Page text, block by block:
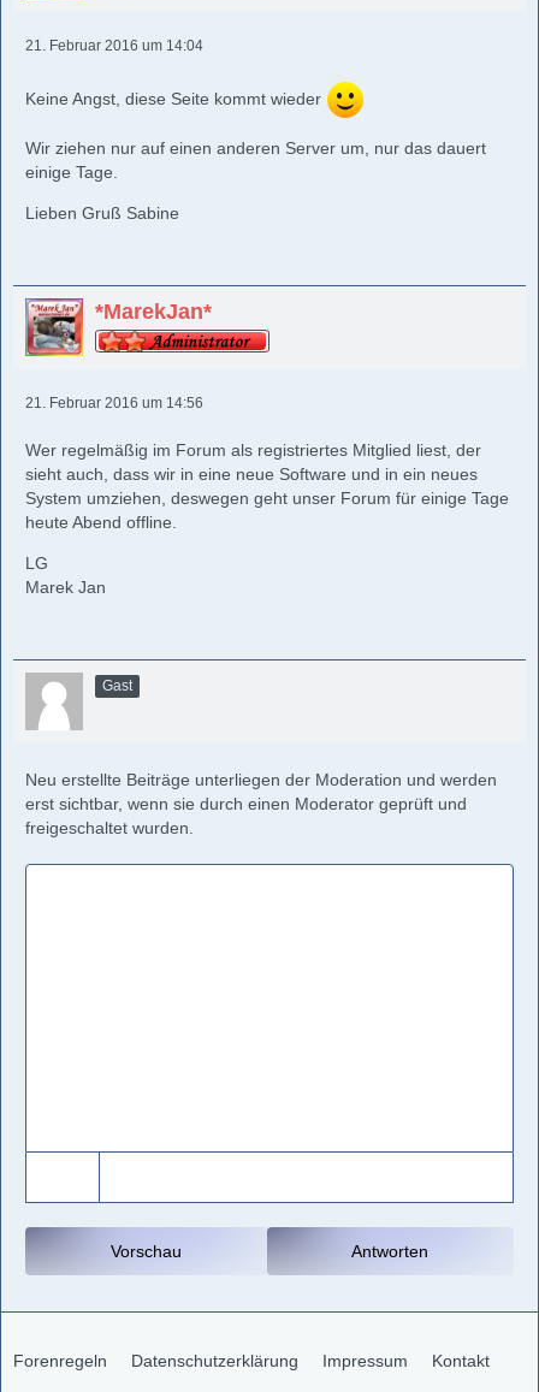
21. Februar 2016 um 14:04
Keine Angst, diese Seite kommt wieder
Wir ziehen nur auf einen anderen Server um, nur das dauert
einige Tage.
Lieben Gruß Sabine
*MarekJan*
21. Februar 2016 um 14:56
Wer regelmäßig im Forum als registriertes Mitglied liest, der
sieht auch, dass wir in eine neue Software und in ein neues
System umziehen, deswegen geht unser Forum für einige Tage
heute Abend offline.
LG
Marek Jan
Gast
Neu erstellte Beiträge unterliegen der Moderation und werden
erst sichtbar, wenn sie durch einen Moderator geprüft und
freigeschaltet wurden.
Antworten
Vorschau
Forenregeln Datenschutzerklärung Impressum Kontakt